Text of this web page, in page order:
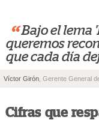
“ Bajo el lema
queremos
que cada día
Víctor Girón , Gerente General
Cifras que